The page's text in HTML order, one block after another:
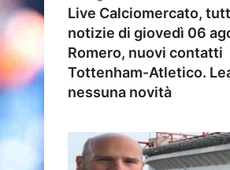
Live Calciomercato,
notizie di giovedì 06
Romero, nuovi contatti
Tottenham-Atletico.
nessuna novità